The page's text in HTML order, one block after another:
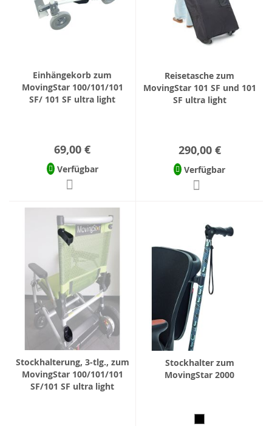
Einhängekorb zum
MovingStar 100/101/101
SF/ 101 SF ultra light
69,00 €
Verfügbar
Reisetasche zum
MovingStar 101 SF und 101
SF ultra light
290,00 €
Verfügbar
Stockhalterung, 3-tlg., zum
MovingStar 100/101/101
SF/101 SF ultra light
Stockhalter zum
MovingStar 2000